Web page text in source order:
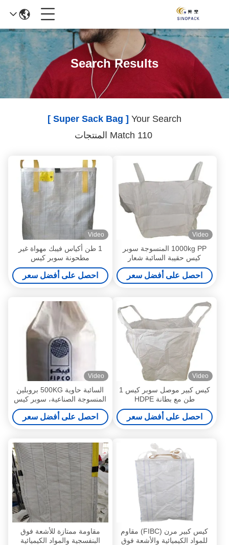
Search Results
Your Search
[ Super Sack Bag ]
Match 110 المنتجات
Video
1000kg PP المنسوجة سوبر
كيس حقيبة السائبة شعار
مخصص
احصل على أفضل سعر
Video
1 طن أكياس فيبك مهواة غير
مطحونة سوبر كيس
احصل على أفضل سعر
Video
كيس كبير موصل سوبر كيس 1
طن مع بطانة HDPE
احصل على أفضل سعر
Video
السائبة حاوية 500KG بروبلين
المنسوجة الصناعية، سوبر كيس
كيس للاسمنت / مواد البناء
التعبئة
احصل على أفضل سعر
كيس كبير مرن (FIBC) مقاوم
للمواد الكيميائية والأشعة فوق
مقاومة ممتازة للأشعة فوق
البنفسجية والمواد الكيميائية